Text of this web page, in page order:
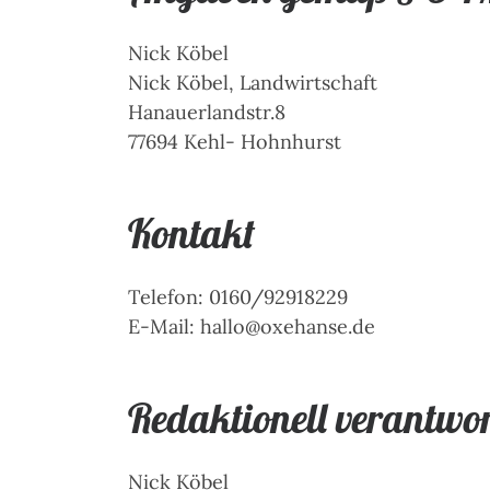
Nick Köbel
Nick Köbel, Landwirtschaft
Hanauerlandstr.8
77694 Kehl- Hohnhurst
Kontakt
Telefon: 0160/92918229
E-Mail: hallo@oxehanse.de
Redaktionell
Nick Köbel